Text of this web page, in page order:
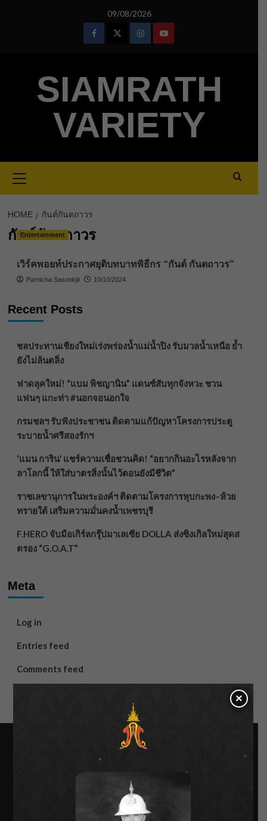
09/08/2026
FacebookTwitterInstagramYoutube
SIAMRATH
VARIETY
Menu
HOME กันต์กันตถาวร
กันต์กันตถาวร
Entertainment
เวิร์คพอยท์ประกาศยุติบทบาทพิธีกร “กันต์ กันตถาวร”
Parnicha Sasookjit 10/10/2024
Recent Posts
ชลประทานเชียงใหม่เร่งพร่องน้ำแม่น้ำปิง รับมวลน้ำเหนือ ย้ำ
ยังไม่ล้นตลิ่ง
ฟาดลุคใหม่! “แบม พิชญานิน” แดนซ์สับทุกจังหวะ ชวน
แฟนๆ แกะท่า #นอกจอนอกใจ
กรมชลฯ รับฟังประชาชน ติดตามแก้ปัญหาโครงการประตู
ระบายน้ำศรีสองรักฯ
‘แมน การิน’ แชร์ความเชื่อชวนคิด! “อยากกินอะไรหลังจาก
ลาโลกนี้ ให้ใส่บาตรสิ่งนั้นไว้ตอนยังมีชีวิต”
ราชเลขานุการในพระองค์ฯ ติดตามโครงการหุบกะพง–ห้วย
ทรายใต้ เสริมความมั่นคงน้ำเพชรบุรี
F.HERO จับมือเกิร์ลกรุ๊ปมาเลเซีย DOLLA ส่งซิงเกิลใหม่สุดส
ตรอง “G.O.A.T”
Meta
Log in
Entries feed
Comments feed
×